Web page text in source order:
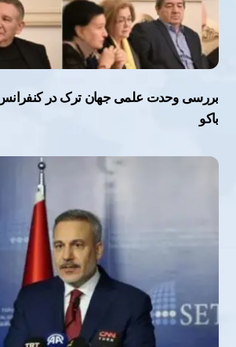
بررسی وحدت علمی جهان ترک در
باکو